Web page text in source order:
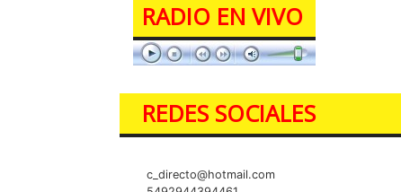
RADIO EN VIVO
REDES SOCIALES
c_directo@hotmail.com